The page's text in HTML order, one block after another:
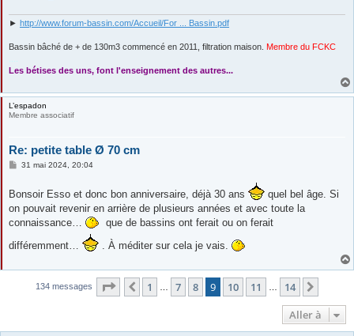
► http://www.forum-bassin.com/Accueil/For ... Bassin.pdf
Bassin bâché de + de 130m3 commencé en 2011, filtration maison. Membre du FCKC
Les bétises des uns, font l'enseignement des autres...
L’espadon
Membre associatif
Re: petite table Ø 70 cm
M
s
g
e
31 mai 2024, 20:04
Bonsoir Esso et donc bon anniversaire, déjà 30 ans
quel bel âge. Si
on pouvait revenir en arrière de plusieurs années et avec toute la
connaissance…
que de bassins ont ferait ou on ferait
différemment…
. À méditer sur cela je vais.
134 messages Page sur 14
Précédente
1 7 8 9 10 11 14
Aller à